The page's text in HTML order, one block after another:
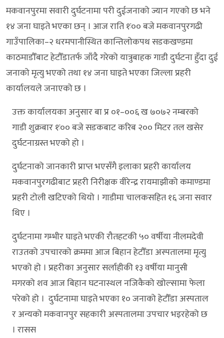
मकवानपुरमा सवारी दुर्घटनामा परी दुईजनाको ज्यान गएको छ भने
१४ जना घाइते भएका छन् । आज राति १ः०० बजे मकवानपुरगढी
गाउँपालिका–२ धरमपानीस्थित कान्तिलोकपथ सडकखण्डमा
काठमाडौँबाट हेटौँडातर्फ जाँदै गरेको यात्रुबाहक गाडी दुर्घटना हुँदा दुई
जनाको मृत्यु भएको तथा १४ जना घाइते भएका जिल्ला प्रहरी
कार्यालयले जनाएको छ ।
उक्त कार्यालयका अनुसार बा प्र ०१–००६ ख ७०७२ नम्बरको
गाडी शुक्रबार १ः०० बजे सडकबाट करिब २०० मिटर तल खसेर
दुर्घटनाग्रस्त भएको हो ।
दुर्घटनाको जानकारी प्राप्त भएसँगै इलाका प्रहरी कार्यालय
मकवानपुरगढीबाट प्रहरी निरीक्षक वीरेन्द्र रायमाझीको कमाण्डमा
प्रहरी टोली खटिएको थियो । गाडीमा चालकसहित १६ जना सवार
थिए ।
दुर्घटनामा गम्भीर घाइते भएकी रौतहटकी ५० वर्षीया नीलमदेवी
राउतको उपचारको क्रममा आज बिहान हेटौँडा अस्पतालमा मृत्यु
भएको हो । प्रहरीका अनुसार सर्लाहीकी १३ वर्षीया मानुसी
मगरको शव आज बिहान घटनास्थल नजिकैको खोल्सामा फेला
परेको हो । दुर्घटनामा घाइते भएका १० जनाको हेटौँडा अस्पताल
र अन्यको मकवानपुर सहकारी अस्पतालमा उपचार भइरहेको छ
। रासस